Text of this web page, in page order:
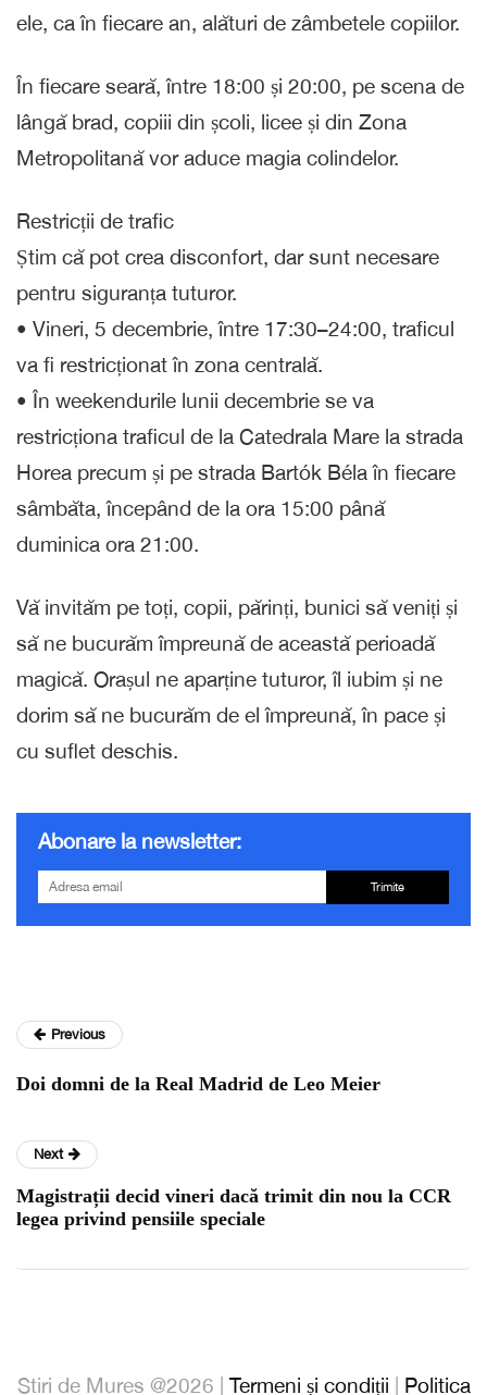
ele, ca în fiecare an, alături de zâmbetele copiilor.
În fiecare seară, între 18:00 și 20:00, pe scena de
lângă brad, copiii din școli, licee și din Zona
Metropolitană vor aduce magia colindelor.
Restricții de trafic
Știm că pot crea disconfort, dar sunt necesare
pentru siguranța tuturor.
• Vineri, 5 decembrie, între 17:30–24:00, traficul
va fi restricționat în zona centrală.
• În weekendurile lunii decembrie se va
restricționa traficul de la Catedrala Mare la strada
Horea precum și pe strada Bartók Béla în fiecare
sâmbăta, începând de la ora 15:00 până
duminica ora 21:00.
Vă invităm pe toți, copii, părinți, bunici să veniți și
să ne bucurăm împreună de această perioadă
magică. Orașul ne aparține tuturor, îl iubim și ne
dorim să ne bucurăm de el împreună, în pace și
cu suflet deschis.
Abonare la newsletter:
Trimite
Previous
Doi domni de la Real Madrid de Leo Meier
Next
Magistrații decid vineri dacă trimit din nou la CCR
legea privind pensiile speciale
Stiri de Mures @2026 | Termeni și condiții Politica